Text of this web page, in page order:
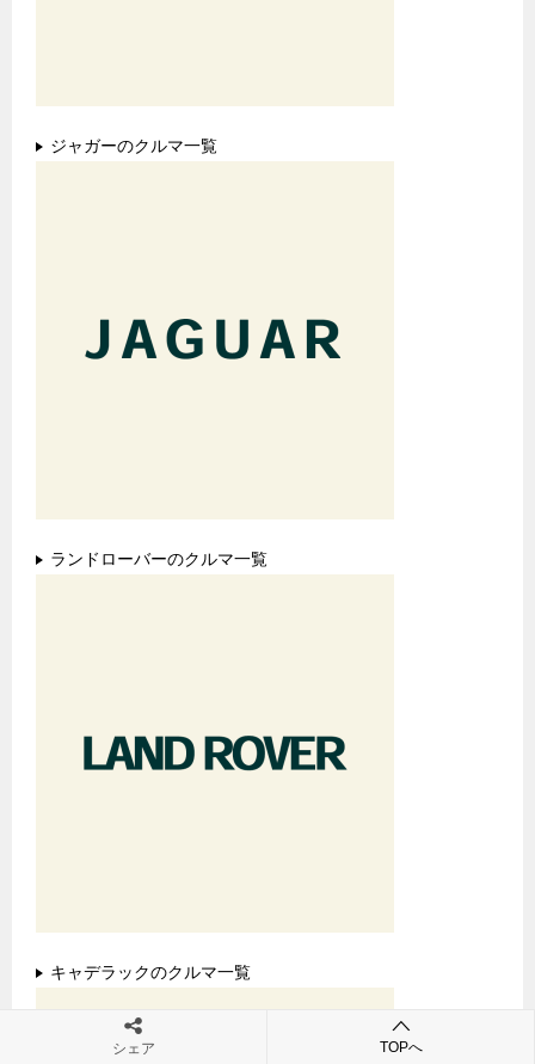
ジャガーのクルマ一覧
ランドローバーのクルマ一覧
キャデラックのクルマ一覧
シェア TOPへ